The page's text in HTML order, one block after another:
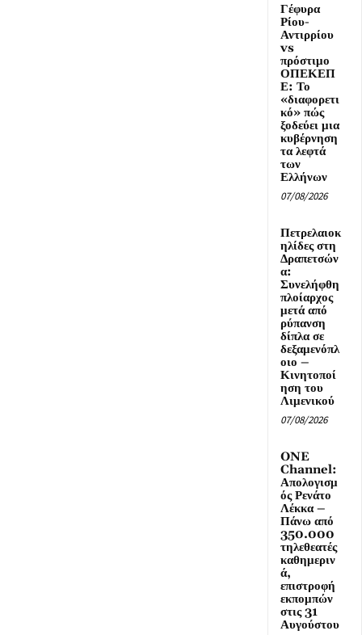
Γέφυρα
Ρίου-
Αντιρρίου
vs
πρόστιμο
ΟΠΕΚΕΠ
Ε: Το
«διαφορετι
κό» πώς
ξοδεύει μια
κυβέρνηση
τα λεφτά
των
Ελλήνων
07/08/2026
Πετρελαιοκ
ηλίδες στη
Δραπετσών
α:
Συνελήφθη
πλοίαρχος
μετά από
ρύπανση
δίπλα σε
δεξαμενόπλ
οιο –
Κινητοποί
ηση του
Λιμενικού
07/08/2026
ONE
Channel:
Απολογισμ
ός Ρενάτο
Λέκκα –
Πάνω από
350.000
τηλεθεατές
καθημεριν
ά,
επιστροφή
εκπομπών
στις 31
Αυγούστου